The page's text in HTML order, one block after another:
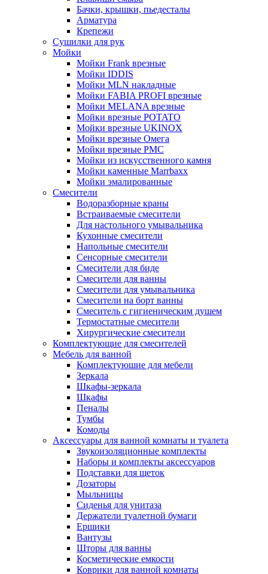
Бачки, крышки, пьедесталы
Арматура
Крепежи
Сушилки для рук
Мойки
Мойки Frank врезные
Мойки IDDIS
Мойки MLN накладные
Мойки FABIA PROFI врезные
Мойки MELANA врезные
Мойки врезные POTATO
Мойки врезные UKINOX
Мойки врезные Омега
Мойки врезные РМС
Мойки из искусственного камня
Мойки каменные Marrbaxx
Мойки эмалированные
Смесители
Водоразборные краны
Встраиваемые смесители
Для настольного умывальника
Кухонные смесители
Напольные смесители
Сенсорные смесители
Смесители для биде
Смесители для ванны
Смесители для умывальника
Смесители на борт ванны
Смеситель с гигиеническим душем
Термостатные смесители
Хирургические смесители
Комплектующие для смесителей
Мебель для ванной
Комплектуюшие для мебели
Зеркала
Шкафы-зеркала
Шкафы
Пеналы
Тумбы
Комоды
Аксессуары для ванной комнаты и туалета
Звукоизоляционные комплекты
Наборы и комплекты аксессуаров
Подставки для щеток
Дозаторы
Мыльницы
Сиденья для унитаза
Держатели туалетной бумаги
Ершики
Вантузы
Шторы для ванны
Косметические емкости
Коврики для ванной комнаты